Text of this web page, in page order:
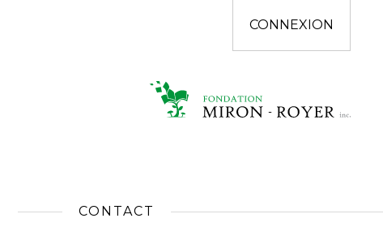
CONNEXION
CONTACT